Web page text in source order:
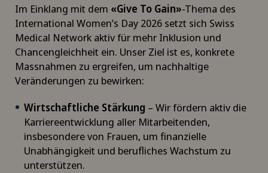
Im Einklang mit dem «Give To Gain»-Thema des
International Women’s Day 2026 setzt sich Swiss
Medical Network aktiv für mehr Inklusion und
Chancengleichheit ein. Unser Ziel ist es, konkrete
Massnahmen zu ergreifen, um nachhaltige
Veränderungen zu bewirken:
Wirtschaftliche Stärkung – Wir fördern aktiv die
Karriereentwicklung aller Mitarbeitenden,
insbesondere von Frauen, um finanzielle
Unabhängigkeit und berufliches Wachstum zu
unterstützen.